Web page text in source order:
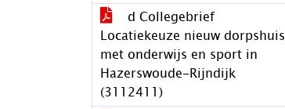
d Collegebrief
Locatiekeuze nieuw dorpshuis
met onderwijs en sport in
Hazerswoude-Rijndijk
(3112411)